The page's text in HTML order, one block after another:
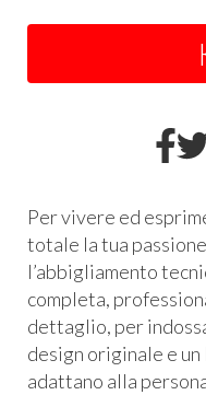
Per vivere ed
totale la tua
l’abbigliamento
completa,
dettaglio, per
design originale e
adattano alla